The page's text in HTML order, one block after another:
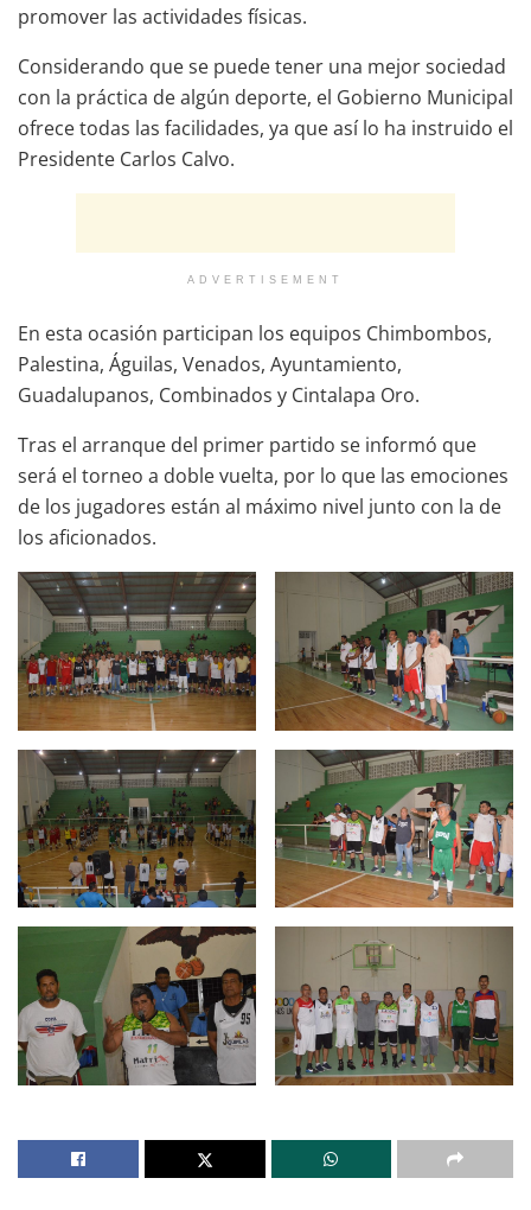
promover las actividades físicas.
Considerando que se puede tener una mejor sociedad
con la práctica de algún deporte, el Gobierno Municipal
ofrece todas las facilidades, ya que así lo ha instruido el
Presidente Carlos Calvo.
ADVERTISEMENT
En esta ocasión participan los equipos Chimbombos,
Palestina, Águilas, Venados, Ayuntamiento,
Guadalupanos, Combinados y Cintalapa Oro.
Tras el arranque del primer partido se informó que
será el torneo a doble vuelta, por lo que las emociones
de los jugadores están al máximo nivel junto con la de
los aficionados.